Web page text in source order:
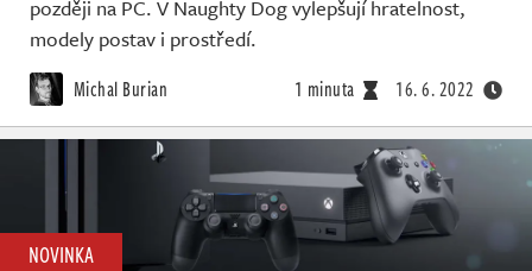
později na PC. V Naughty Dog vylepšují hratelnost,
modely postav i prostředí.
Michal Burian 1 minuta 16. 6. 2022
NOVINKA